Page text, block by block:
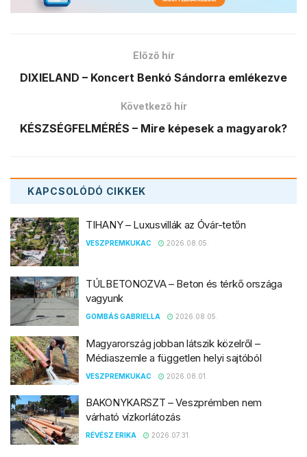
Előző hír
DIXIELAND – Koncert Benkó Sándorra emlékezve
Következő hír
KÉSZSÉGFELMÉRÉS – Mire képesek a magyarok?
KAPCSOLÓDÓ CIKKEK
TIHANY – Luxusvillák az Óvár-tetőn
VESZPREMKUKAC 2026.08.05.
TÚLBETONOZVA – Beton és térkő országa
vagyunk
GOMBÁS GABRIELLA 2026.08.05.
Magyarország jobban látszik közelről –
Médiaszemle a független helyi sajtóból
VESZPREMKUKAC 2026.08.01.
BAKONYKARSZT – Veszprémben nem
várható vízkorlátozás
RÉVÉSZ ERIKA 2026.07.31.